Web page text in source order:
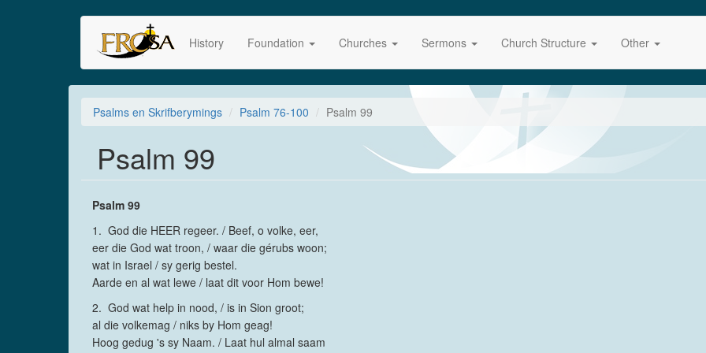
History Foundation Churches Sermons Church Structure Other
Psalms en Skrifberymings Psalm 76-100 Psalm 99
Psalm 99
Psalm 99
1. God die HEER regeer. / Beef, o volke, eer,
eer die God wat troon, / waar die gérubs woon;
wat in Israel / sy gerig bestel.
Aarde en al wat lewe / laat dit voor Hom bewe!
2. God wat help in nood, / is in Sion groot;
al die volkemag / niks by Hom geag!
Hoog gedug 's sy Naam. / Laat hul almal saam